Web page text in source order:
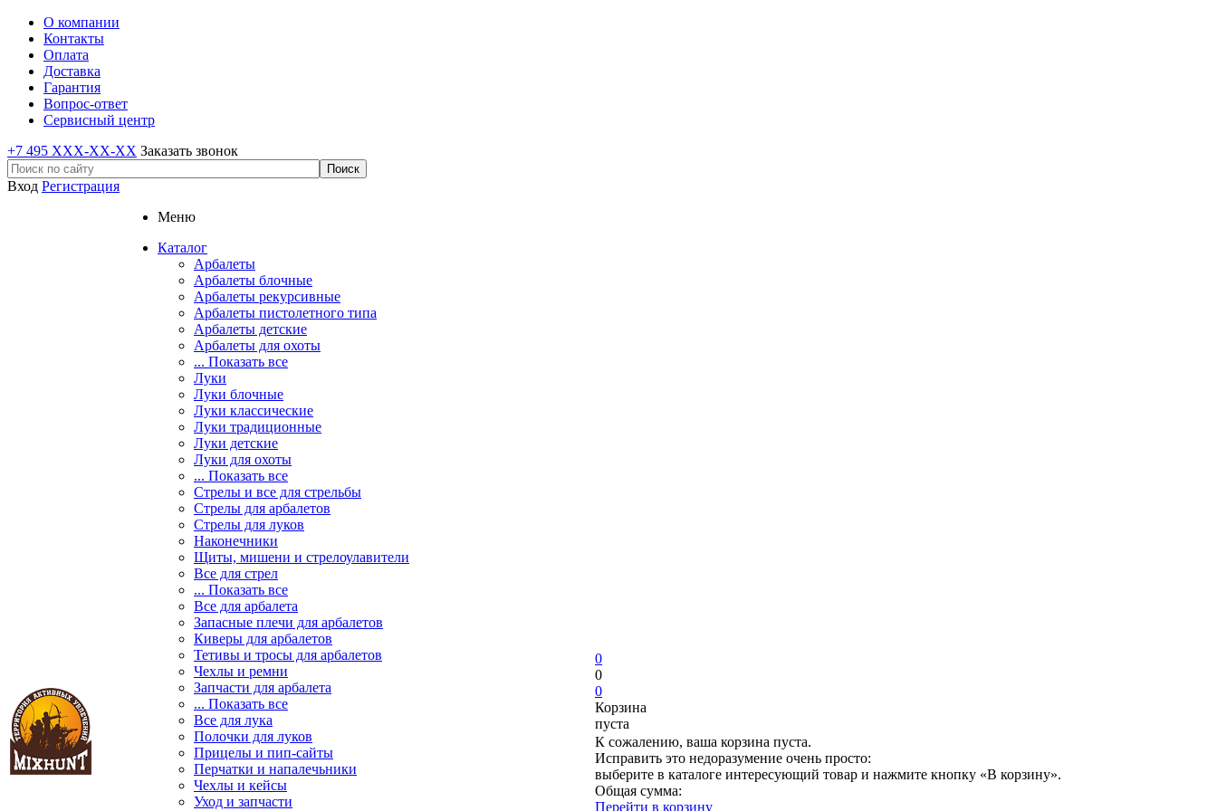
О компании
Контакты
Оплата
Доставка
Гарантия
Вопрос-ответ
Сервисный центр
+7 495 XXX-XX-XX Заказать звонок
Вход Регистрация
Меню
Каталог
Арбалеты
Арбалеты блочные
Арбалеты рекурсивные
Арбалеты пистолетного типа
Арбалеты детские
Арбалеты для охоты
... Показать все
Луки
Луки блочные
Луки классические
Луки традиционные
Луки детские
Луки для охоты
... Показать все
Стрелы и все для стрельбы
Стрелы для арбалетов
Стрелы для луков
Наконечники
Щиты, мишени и стрелоулавители
Все для стрел
... Показать все
Все для арбалета
Запасные плечи для арбалетов
Киверы для арбалетов
Тетивы и тросы для арбалетов
Чехлы и ремни
Запчасти для арбалета
... Показать все
Все для лука
Полочки для луков
Прицелы и пип-сайты
Перчатки и напалечьники
Чехлы и кейсы
Уход и запчасти
0
0
0
Корзина
пуста
К сожалению, ваша корзина пуста.
Исправить это недоразумение очень просто:
выберите в каталоге интересующий товар и нажмите кнопку «В корзину».
Общая сумма:
Перейти в корзину